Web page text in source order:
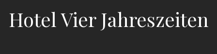
Hotel Vier Jahreszeiten